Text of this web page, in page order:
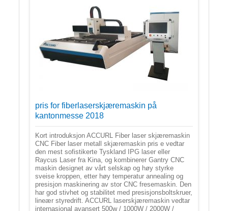
pris for fiberlaserskjæremaskin på
kantonmesse 2018
Kort introduksjon ACCURL Fiber laser skjæremaskin
CNC Fiber laser metall skjæremaskin pris e vedtar
den mest sofistikerte Tyskland IPG laser eller
Raycus Laser fra Kina, og kombinerer Gantry CNC
maskin designet av vårt selskap og høy styrke
sveise kroppen, etter høy temperatur annealing og
presisjon maskinering av stor CNC fresemaskin. Den
har god stivhet og stabilitet med presisjonsboltskruer,
lineær styredrift. ACCURL laserskjæremaskin vedtar
internasjonal avansert 500w / 1000W / 2000W /